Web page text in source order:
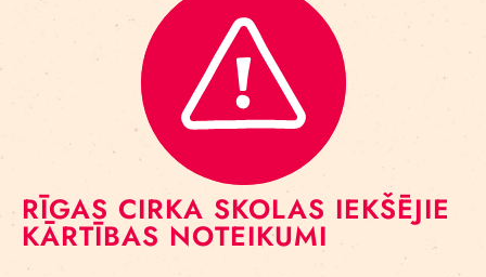
RĪGAS CIRKA SKOLAS IEKŠĒJIE
KĀRTĪBAS NOTEIKUMI